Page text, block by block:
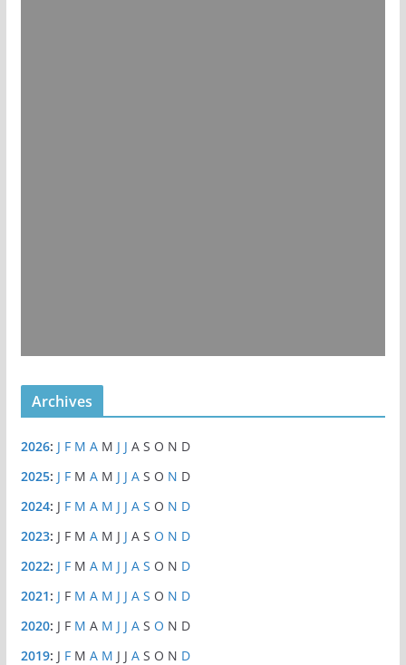
Archives
2026: J F M A M J J A S O N D
2025: J F M A M J J A S O N D
2024: J F M A M J J A S O N D
2023: J F M A M J J A S O N D
2022: J F M A M J J A S O N D
2021: J F M A M J J A S O N D
2020: J F M A M J J A S O N D
2019: J F M A M J J A S O N D